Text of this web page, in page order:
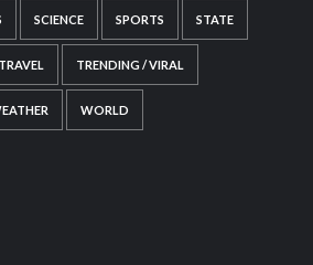
SCIENCE SPORTS STATE
TRAVEL TRENDING / VIRAL
WORLD